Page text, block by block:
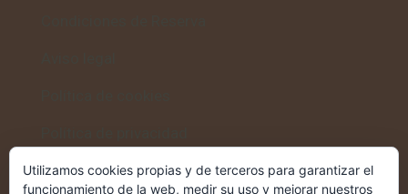
Utilizamos cookies propias y de terceros para garantizar el
funcionamiento de la web, medir su uso y mejorar nuestros